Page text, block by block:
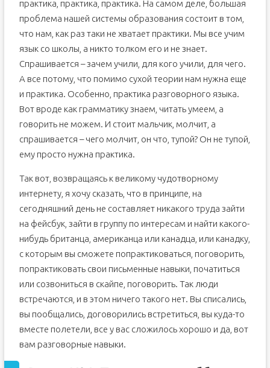
практика, практика, практика. На самом деле, большая
проблема нашей системы образования состоит в том,
что нам, как раз таки не хватает практики. Мы все учим
язык со школы, а никто толком его и не знает.
Спрашивается – зачем учили, для кого учили, для чего.
А все потому, что помимо сухой теории нам нужна еще
и практика. Особенно, практика разговорного языка.
Вот вроде как грамматику знаем, читать умеем, а
говорить не можем. И стоит мальчик, молчит, а
спрашивается – чего молчит, он что, тупой? Он не тупой,
ему просто нужна практика.
Так вот, возвращаясь к великому чудотворному
интернету, я хочу сказать, что в принципе, на
сегодняшний день не составляет никакого труда зайти
на фейсбук, зайти в группу по интересам и найти какого-
нибудь британца, американца или канадца, или канадку,
с которым вы сможете попрактиковаться, поговорить,
попрактиковать свои письменные навыки, початиться
или созвониться в скайпе, поговорить. Так люди
встречаются, и в этом ничего такого нет. Вы списались,
вы пообщались, договорились встретиться, вы куда-то
вместе полетели, все у вас сложилось хорошо и да, вот
вам разговорные навыки.